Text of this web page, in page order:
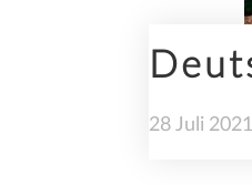
28 Juli 2021